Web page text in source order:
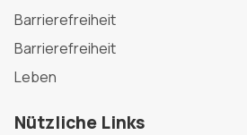
Barrierefreiheit
Barrierefreiheit
Leben
Nützliche Links